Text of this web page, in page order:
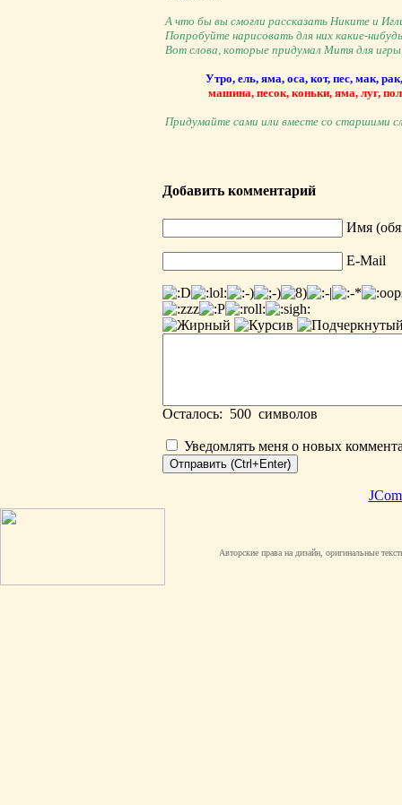
А что бы вы смогли рассказать Никите и
Попробуйте нарисовать для них какие-
Вот слова, которые придумал Митя для
Утро, ель, яма, оса, кот, пес, мак,
машина, песок, коньки, яма, луг,
Придумайте сами или вместе со старшими
Добавить комментарий
Имя
E-Mail
Осталось: 500 символов
Уведомлять меня о новых
Авторские права на дизайн, оригинальные